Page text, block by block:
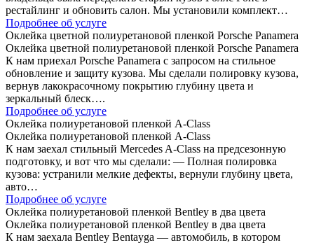
рестайлинг и обновить салон. Мы установили комплект…
Подробнее об услуге
Оклейка цветной полиуретановой пленкой Porsche Panamera
Оклейка цветной полиуретановой пленкой Porsche Panamera
К нам приехал Porsche Panamera с запросом на стильное
обновление и защиту кузова. Мы сделали полировку кузова,
вернув лакокрасочному покрытию глубину цвета и
зеркальный блеск….
Подробнее об услуге
Оклейка полиуретановой пленкой A-Class
Оклейка полиуретановой пленкой A-Class
К нам заехал стильный Mercedes A-Class на предсезонную
подготовку, и вот что мы сделали: — Полная полировка
кузова: устранили мелкие дефекты, вернули глубину цвета,
авто…
Подробнее об услуге
Оклейка полиуретановой пленкой Bentley в два цвета
Оклейка полиуретановой пленкой Bentley в два цвета
К нам заехала Bentley Bentayga — автомобиль, в котором